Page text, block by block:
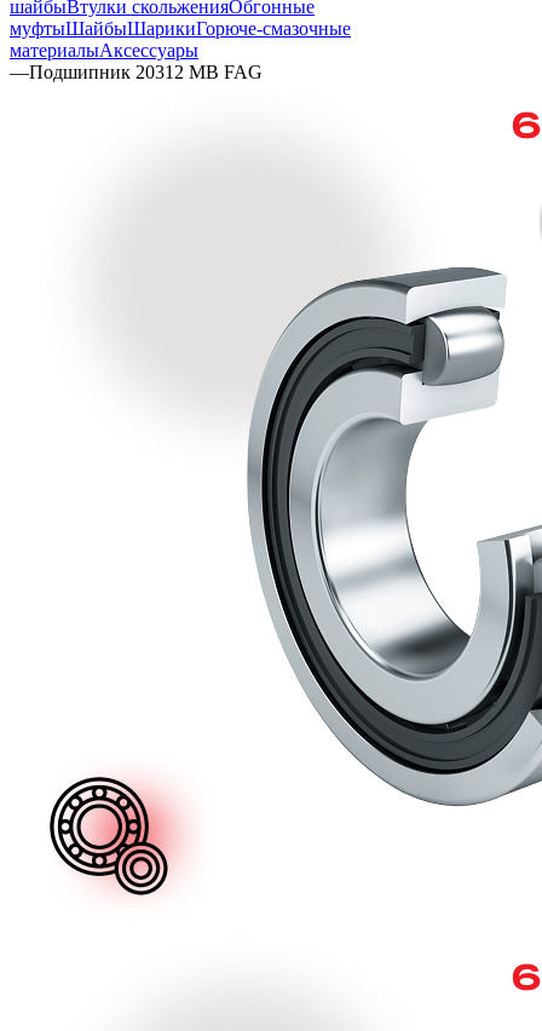
шайбыВтулки скольженияОбгонные
муфтыШайбыШарикиГорюче-смазочные
материалыАксессуары
—Подшипник 20312 MB FAG